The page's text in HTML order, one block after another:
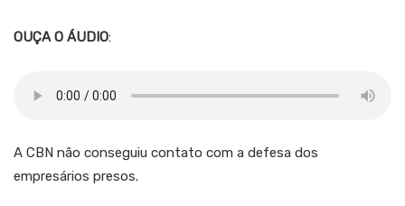
OUÇA O ÁUDIO:
A CBN não conseguiu contato com a defesa dos
empresários presos.